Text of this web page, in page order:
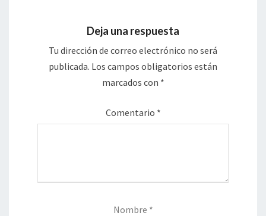
Deja una respuesta
Tu dirección de correo electrónico no será
publicada. Los campos obligatorios están
marcados con *
Comentario *
Nombre *